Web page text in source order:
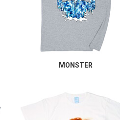
MONSTER